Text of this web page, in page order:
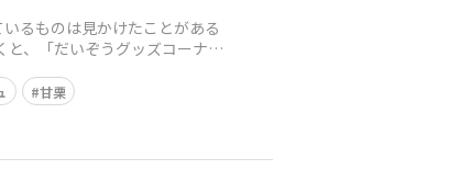
るものは見かけたことがある
、「だいぞうグッズコーナ
甘栗